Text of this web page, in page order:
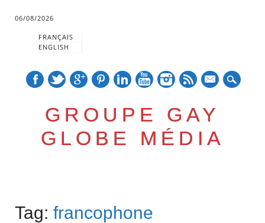
06/08/2026
FRANÇAIS
ENGLISH
GROUPE GAY
GLOBE MÉDIA
Main menu
content
Tag:francophone